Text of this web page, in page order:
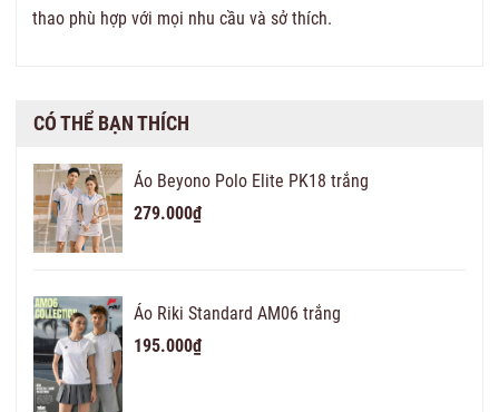
thao phù hợp với mọi nhu cầu và sở thích.
CÓ THỂ BẠN THÍCH
Áo Beyono Polo Elite PK18 trắng
279.000₫
Áo Riki Standard AM06 trắng
195.000₫